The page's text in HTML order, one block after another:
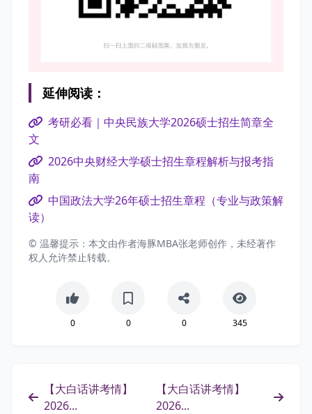
延伸阅读：
考研必看｜中央民族大学2026硕士招生简章全
文
2026中央财经大学硕士招生章程解析与报考指
南
中国政法大学26年硕士招生章程（专业与政策解
读）
© 温馨提示：本文由作者海豚MBA张老师创作，未经著作
权人允许禁止转载。
0 0 0 345
【大白话讲考情】
2026...
【大白话讲考情】
2026...